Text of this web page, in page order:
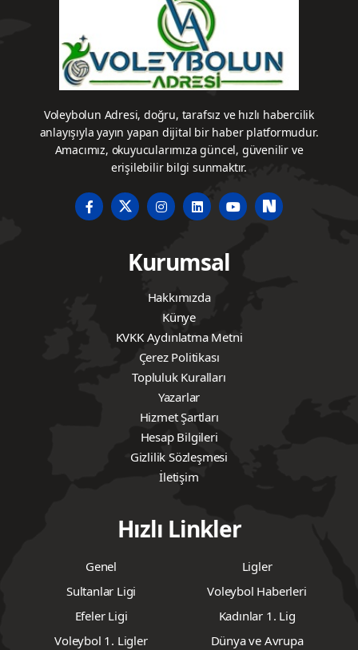
Voleybolun Adresi, doğru, tarafsız ve hızlı habercilik
anlayışıyla yayın yapan dijital bir haber platformudur.
Amacımız, okuyucularımıza güncel, güvenilir ve
erişilebilir bilgi sunmaktır.
Kurumsal
Hakkımızda
Künye
KVKK Aydınlatma Metni
Çerez Politikası
Topluluk Kuralları
Yazarlar
Hizmet Şartları
Hesap Bilgileri
Gizlilik Sözleşmesi
İletişim
Hızlı Linkler
Genel
Ligler
Sultanlar Ligi
Voleybol Haberleri
Efeler Ligi
Kadınlar 1. Lig
Voleybol 1. Ligler
Dünya ve Avrupa